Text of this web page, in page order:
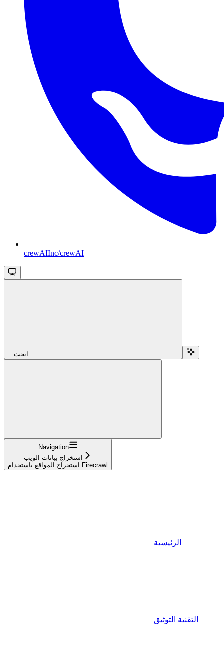
crewAIInc/crewAI
...ابحث
Navigation
استخراج بيانات الويب
استخراج المواقع باستخدام Firecrawl
الرئيسية
التقنية التوثيق